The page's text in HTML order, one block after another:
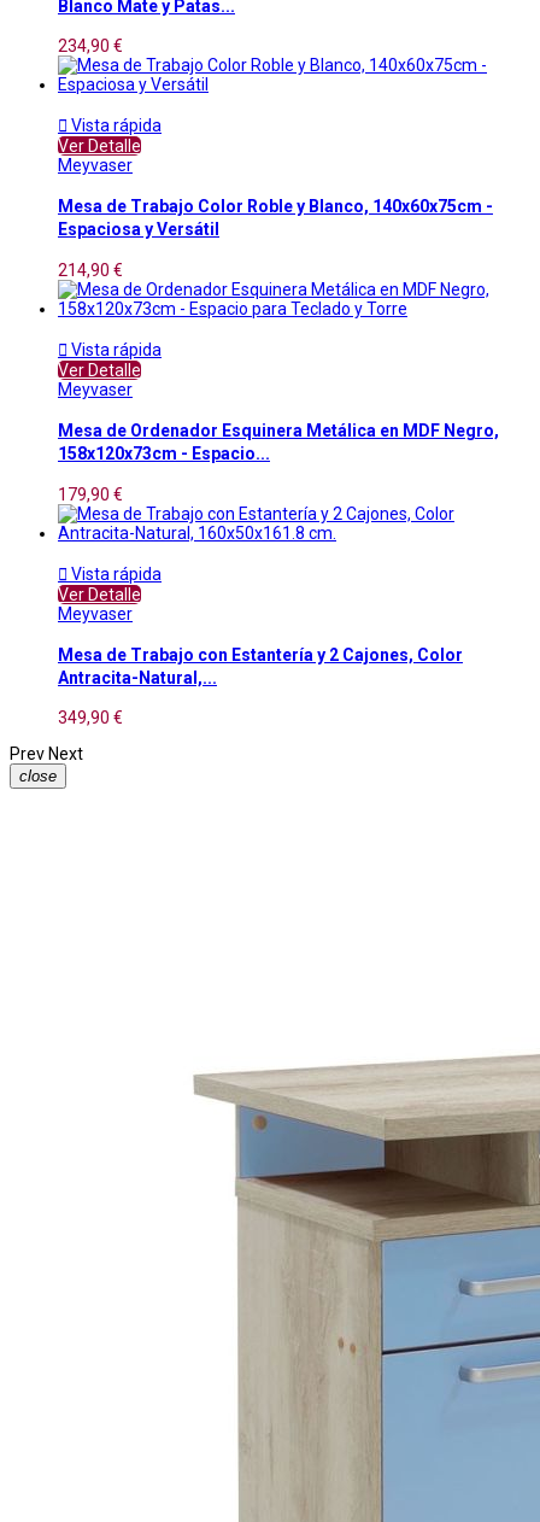
Blanco Mate y Patas...
234,90 €
 Vista rápida
Ver Detalle
Meyvaser
Mesa de Trabajo Color Roble y Blanco, 140x60x75cm -
Espaciosa y Versátil
214,90 €
 Vista rápida
Ver Detalle
Meyvaser
Mesa de Ordenador Esquinera Metálica en MDF Negro,
158x120x73cm - Espacio...
179,90 €
 Vista rápida
Ver Detalle
Meyvaser
Mesa de Trabajo con Estantería y 2 Cajones, Color
Antracita-Natural,...
349,90 €
Prev Next
close